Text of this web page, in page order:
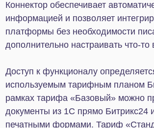
автоматического резервирования товаров на
складе.
1С: Синхронизация
Битрикс24, которая позволяет автоматически
обмениваться данными о клиентах, товарах,
сделках и счетах. Передача информации
возможна в онлайн-формате, вручную или по
заранее заданному расписанию.